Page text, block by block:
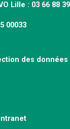
Lille : 03 66 88
00033
des données